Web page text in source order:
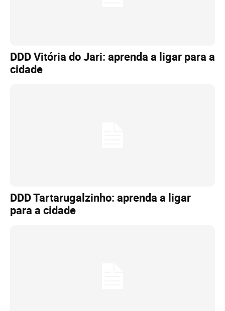
DDD Vitória do Jari: aprenda a ligar para a
cidade
DDD Tartarugalzinho: aprenda a ligar
para a cidade